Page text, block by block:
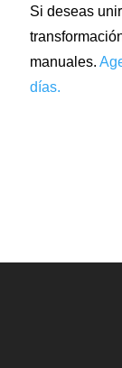
Si deseas
manuales.
días.